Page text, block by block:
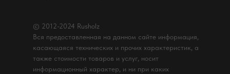
© 2012-2024 Rusholz
Вся предоставленная на данном сайте информация,
касающаяся технических и прочих характеристик, а
также стоимости товаров и услуг, носит
информационный характер, и ни при каких